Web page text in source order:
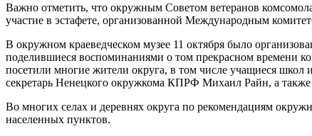
Важно отметить, что окружным Советом ветеранов
участие в эстафете, организованной Международным
В окружном краеведческом музее 11 октября было
поделившиеся воспоминаниями о том прекрасном времени
посетили многие жители округа, в том числе учащиеся
секретарь Ненецкого окружкома КПРФ Михаил Райн, а
Во многих селах и деревнях округа по рекомендациям
населенных пунктов.